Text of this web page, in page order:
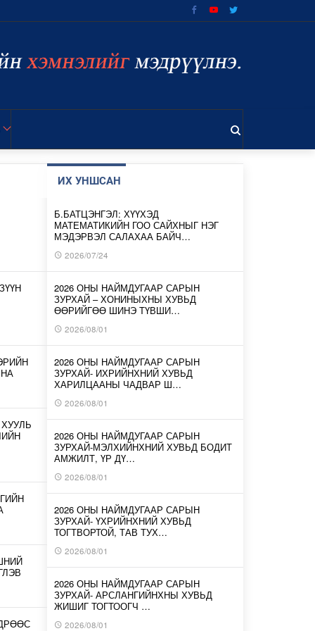
ИХ УНШСАН
Б.БАТЦЭНГЭЛ: ХҮҮХЭД
МАТЕМАТИКИЙН ГОО САЙХНЫГ НЭГ
МЭДЭРВЭЛ САЛАХАА БАЙЧ…
2026/07/24
2026 ОНЫ НАЙМДУГААР САРЫН
ЗУРХАЙ – ХОНИНЫХНЫ ХУВЬД
ӨӨРИЙГӨӨ ШИНЭ ТҮВШИ…
2026/08/01
2026 ОНЫ НАЙМДУГААР САРЫН
ЗУРХАЙ- ИХРИЙНХНИЙ ХУВЬД
ХАРИЛЦААНЫ ЧАДВАР Ш…
2026/08/01
2026 ОНЫ НАЙМДУГААР САРЫН
ЗУРХАЙ-МЭЛХИЙНХНИЙ ХУВЬД БОДИТ
АМЖИЛТ, ҮР ДҮ…
2026/08/01
2026 ОНЫ НАЙМДУГААР САРЫН
ЗУРХАЙ- ҮХРИЙНХНИЙ ХУВЬД
ТОГТВОРТОЙ, ТАВ ТУХ…
2026/08/01
2026 ОНЫ НАЙМДУГААР САРЫН
ЗУРХАЙ- АРСЛАНГИЙНХНЫ ХУВЬД
ЖИШИГ ТОГТООГЧ …
2026/08/01